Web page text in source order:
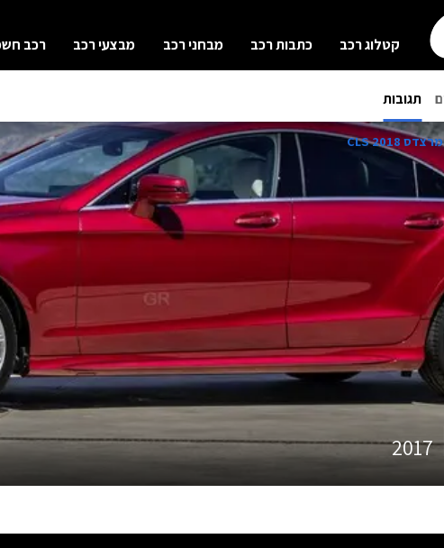
קטלוג רכב כתבות רכב מבחני רכב מבצעי רכב רכב
תגובות
מרצדס CLS 2018
2017